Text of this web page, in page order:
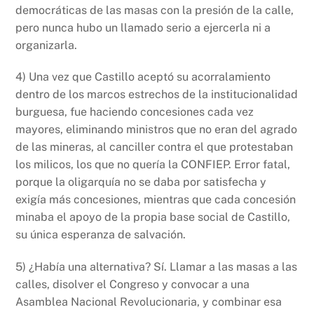
democráticas de las masas con la presión de la calle,
pero nunca hubo un llamado serio a ejercerla ni a
organizarla.
4) Una vez que Castillo aceptó su acorralamiento
dentro de los marcos estrechos de la institucionalidad
burguesa, fue haciendo concesiones cada vez
mayores, eliminando ministros que no eran del agrado
de las mineras, al canciller contra el que protestaban
los milicos, los que no quería la CONFIEP. Error fatal,
porque la oligarquía no se daba por satisfecha y
exigía más concesiones, mientras que cada concesión
minaba el apoyo de la propia base social de Castillo,
su única esperanza de salvación.
5) ¿Había una alternativa? Sí. Llamar a las masas a las
calles, disolver el Congreso y convocar a una
Asamblea Nacional Revolucionaria, y combinar esa